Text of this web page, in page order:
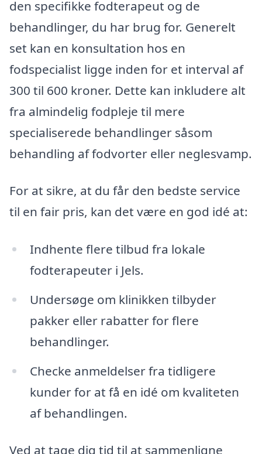
den specifikke fodterapeut og de
behandlinger, du har brug for. Generelt
set kan en konsultation hos en
fodspecialist ligge inden for et interval af
300 til 600 kroner. Dette kan inkludere alt
fra almindelig fodpleje til mere
specialiserede behandlinger såsom
behandling af fodvorter eller neglesvamp.
For at sikre, at du får den bedste service
til en fair pris, kan det være en god idé at:
Indhente flere tilbud fra lokale
fodterapeuter i Jels.
Undersøge om klinikken tilbyder
pakker eller rabatter for flere
behandlinger.
Checke anmeldelser fra tidligere
kunder for at få en idé om kvaliteten
af behandlingen.
Ved at tage dig tid til at sammenligne